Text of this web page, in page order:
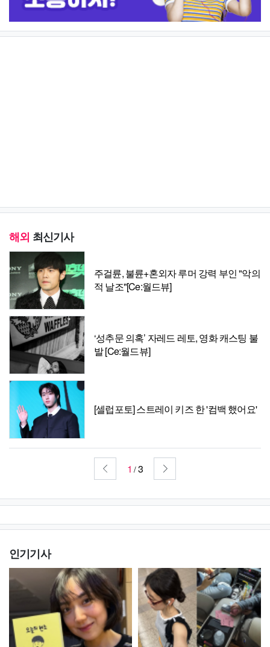
해외 최신기사
주걸륜, 불륜+혼외자 루머 강력 부인 "악의
적 날조"[Ce:월드뷰]
‘성추문 의혹’ 자레드 레토, 영화 캐스팅 불
발 [Ce:월드뷰]
[셀럽포토] 스트레이 키즈 한 '컴백 했어요'
1 /3
인기기사